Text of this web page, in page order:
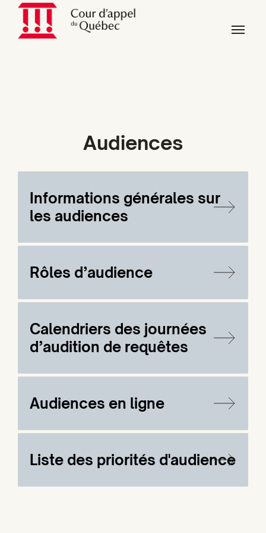
Skip to main content
Skip to page footer
Audiences
Informations générales sur
les audiences
Rôles d’audience
Calendriers des journées
d’audition de requêtes
Audiences en ligne
Liste des priorités d'audience